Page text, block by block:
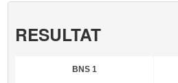
RESULTAT
BNS 1